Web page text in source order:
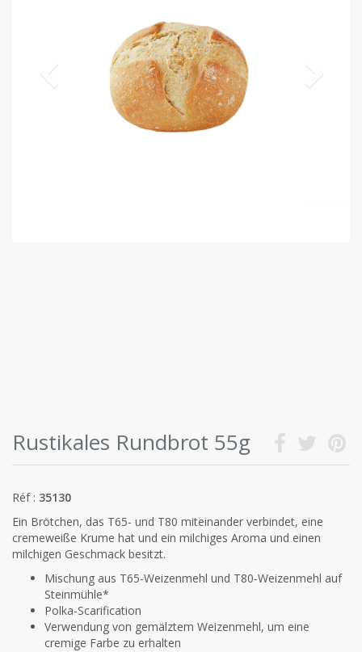
Rustikales Rundbrot 55g
Réf : 35130
Ein Brötchen, das T65- und T80 miteinander verbindet, eine
cremeweiße Krume hat und ein milchiges Aroma und einen
milchigen Geschmack besitzt.
Mischung aus T65-Weizenmehl und T80-Weizenmehl auf
Steinmühle*
Polka-Scarification
Verwendung von gemälztem Weizenmehl, um eine
cremige Farbe zu erhalten